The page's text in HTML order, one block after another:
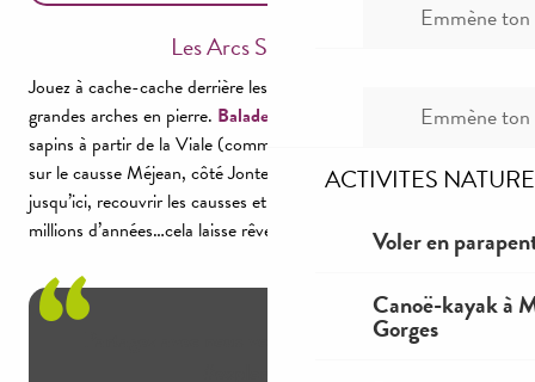
Emmène
Emmène
ACTIVITES NATURE
Voler en
Canoë-kayak à
Gorges
Les Arcs Saint Pierre
Jouez à cache-cache derrière les rochers ruiniformes et 3
grandes arches en pierre. Balade d’1h30
entre roches et
sapins à partir de la Viale (commune de St Pierre des Tripiers)
sur le causse Méjean, côté Jonte. Imaginez l’océan arriver
jusqu’ici, recouvrir les causses et creuser les arcs ….il y a des
millions d’années…cela laisse rêveur…
Partagez avec nous votre plus beau souvenir